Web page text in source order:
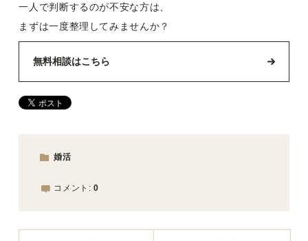
一人で判断するのが不安な方は、
まずは一度整理してみませんか？
無料相談はこちら
婚活
コメント:0